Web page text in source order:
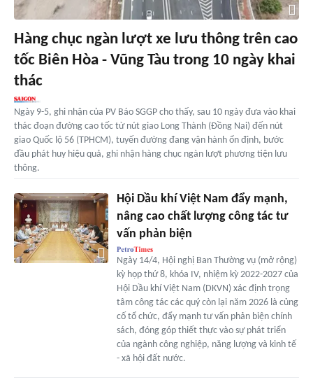
Hàng chục ngàn lượt xe lưu thông trên cao
tốc Biên Hòa - Vũng Tàu trong 10 ngày khai
thác
Ngày 9-5, ghi nhận của PV Báo SGGP cho thấy, sau 10 ngày đưa vào khai
thác đoạn đường cao tốc từ nút giao Long Thành (Đồng Nai) đến nút
giao Quốc lộ 56 (TPHCM), tuyến đường đang vận hành ổn định, bước
đầu phát huy hiệu quả, ghi nhận hàng chục ngàn lượt phương tiện lưu
thông.
Hội Dầu khí Việt Nam đẩy mạnh,
nâng cao chất lượng công tác tư
vấn phản biện
Ngày 14/4, Hội nghị Ban Thường vụ (mở rộng)
kỳ họp thứ 8, khóa IV, nhiệm kỳ 2022-2027 của
Hội Dầu khí Việt Nam (DKVN) xác định trọng
tâm công tác các quý còn lại năm 2026 là củng
cố tổ chức, đẩy mạnh tư vấn phản biện chính
sách, đóng góp thiết thực vào sự phát triển
của ngành công nghiệp, năng lượng và kinh tế
- xã hội đất nước.